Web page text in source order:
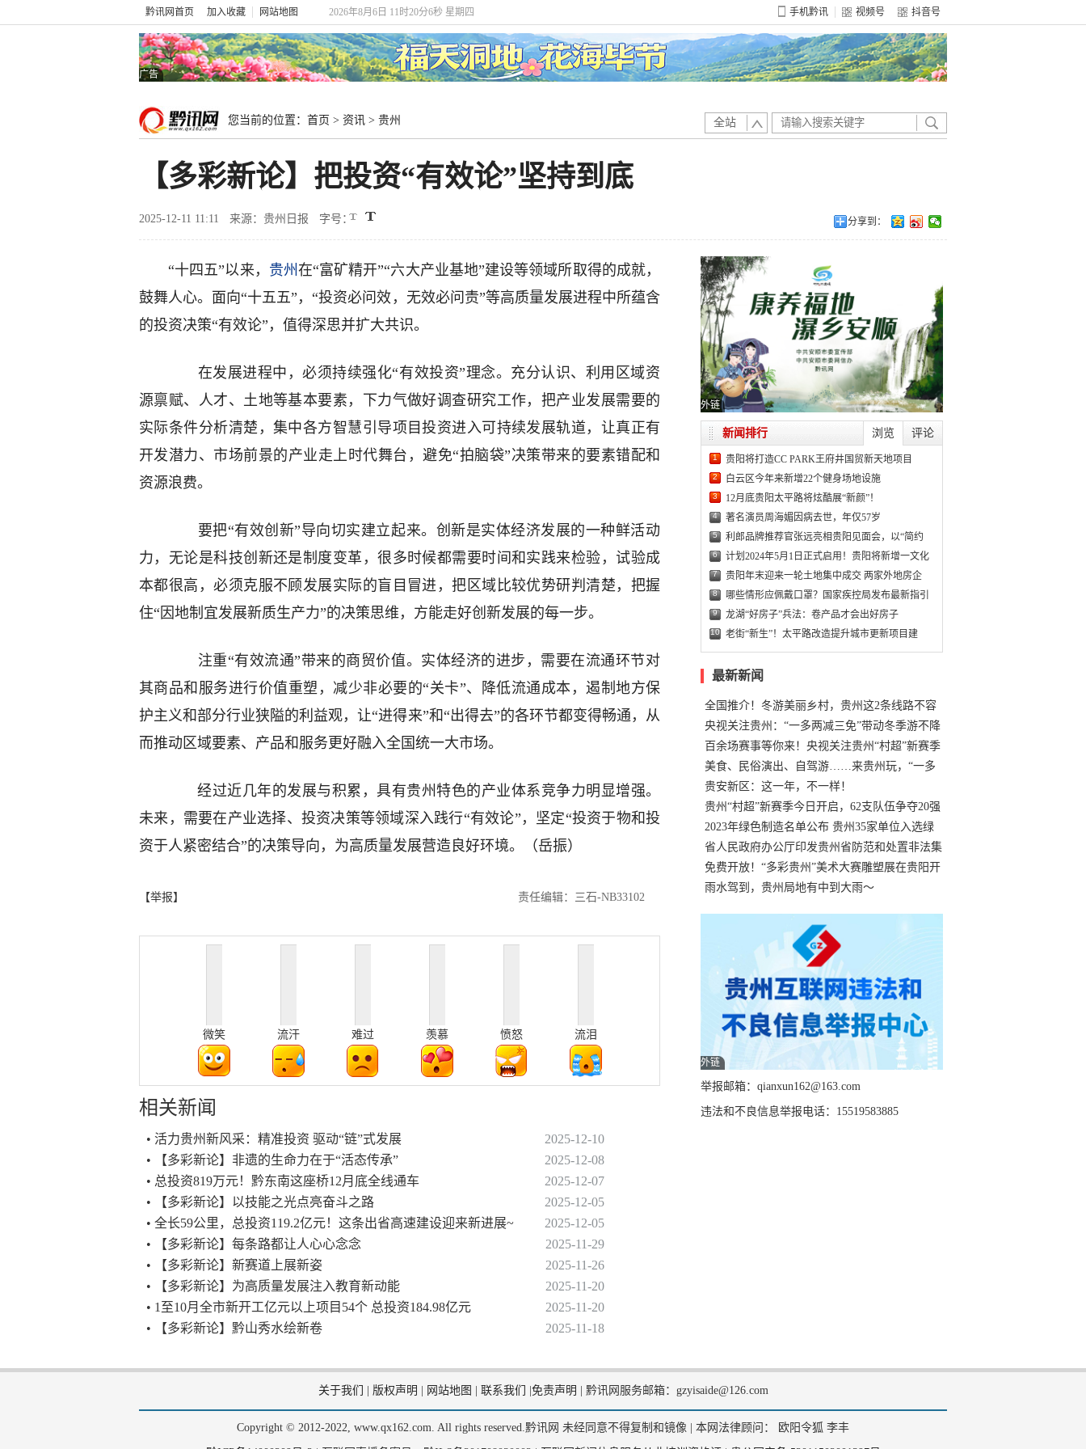
黔讯网首页 加入收藏 网站地图 2026年8月6日 11时20分7秒 星期四 手机黔讯 视频号 抖音号
广告
您当前的位置： 首页 > 资讯 > 贵州 全站
【多彩新论】把投资“有效论”坚持到底
2025-12-11 11:11 来源：贵州日报 字号： 分享到：
“十四五”以来， 贵州 在“富矿精开”“六大产业基地”建设等领域所取得的成就，
鼓舞人心。面向“十五五”，“投资必问效，无效必问责”等高质量发展进程中所蕴含
的投资决策“有效论”，值得深思并扩大共识。
在发展进程中，必须持续强化“有效投资”理念。充分认识、利用区域资
源禀赋、人才、土地等基本要素，下力气做好调查研究工作，把产业发展需要的
实际条件分析清楚，集中各方智慧引导项目投资进入可持续发展轨道，让真正有
开发潜力、市场前景的产业走上时代舞台，避免“拍脑袋”决策带来的要素错配和
资源浪费。
要把“有效创新”导向切实建立起来。创新是实体经济发展的一种鲜活动
力，无论是科技创新还是制度变革，很多时候都需要时间和实践来检验，试验成
本都很高，必须克服不顾发展实际的盲目冒进，把区域比较优势研判清楚，把握
住“因地制宜发展新质生产力”的决策思维，方能走好创新发展的每一步。
注重“有效流通”带来的商贸价值。实体经济的进步，需要在流通环节对
其商品和服务进行价值重塑，减少非必要的“关卡”、降低流通成本，遏制地方保
护主义和部分行业狭隘的利益观，让“进得来”和“出得去”的各环节都变得畅通，从
而推动区域要素、产品和服务更好融入全国统一大市场。
经过近几年的发展与积累，具有贵州特色的产业体系竞争力明显增强。
未来，需要在产业选择、投资决策等领域深入践行“有效论”，坚定“投资于物和投
资于人紧密结合”的决策导向，为高质量发展营造良好环境。（岳振）
【举报】 责任编辑：三石-NB33102
微笑 流汗 难过 羡慕 愤怒 流泪
相关新闻
• 活力贵州新风采：精准投资 驱动“链”式发展
2025-12-10
• 【多彩新论】非遗的生命力在于“活态传承”
2025-12-08
• 总投资819万元！黔东南这座桥12月底全线通车
2025-12-07
• 【多彩新论】以技能之光点亮奋斗之路
2025-12-05
• 全长59公里，总投资119.2亿元！这条出省高速建设迎来新进展~
2025-12-05
• 【多彩新论】每条路都让人心心念念
2025-11-29
• 【多彩新论】新赛道上展新姿
2025-11-26
• 【多彩新论】为高质量发展注入教育新动能
2025-11-20
• 1至10月全市新开工亿元以上项目54个 总投资184.98亿元
2025-11-20
• 【多彩新论】黔山秀水绘新卷
2025-11-18
外链
浏览 评论
新闻排行
1 贵阳将打造CC PARK王府井国贸新天地项目
2 白云区今年来新增22个健身场地设施
3 12月底贵阳太平路将炫酷展“新颜”！
4 著名演员周海媚因病去世，年仅57岁
5 利郎品牌推荐官张远亮相贵阳见面会，以“简约
6 计划2024年5月1日正式启用！贵阳将新增一文化
7 贵阳年末迎来一轮土地集中成交 两家外地房企
8 哪些情形应佩戴口罩？国家疾控局发布最新指引
9 龙湖“好房子”兵法：卷产品才会出好房子
10 老街“新生”！太平路改造提升城市更新项目建
最新新闻
全国推介！冬游美丽乡村，贵州这2条线路不容
错过
央视关注贵州：“一多两减三免”带动冬季游不降
温
百余场赛事等你来！央视关注贵州“村超”新赛季
正式“打响”
美食、民俗演出、自驾游……来贵州玩，“一多
两减三免”！
贵安新区：这一年，不一样！
贵州“村超”新赛季今日开启，62支队伍争夺20强
名额
2023年绿色制造名单公布 贵州35家单位入选绿
色工厂
省人民政府办公厅印发贵州省防范和处置非法集
资工作实施细则
免费开放！“多彩贵州”美术大赛雕塑展在贵阳开
展，持续至1月19日
雨水驾到，贵州局地有中到大雨～
外链
举报邮箱：qianxun162@163.com
违法和不良信息举报电话：15519583885
关于我们 版权声明 网站地图 联系我们 免责声明 黔讯网服务邮箱：gzyisaide@126.com
Copyright © 2012-2022, www.qx162.com. All rights reserved.黔讯网 未经同意不得复制和镜像 | 本网法律顾问： 欧阳令狐 李丰